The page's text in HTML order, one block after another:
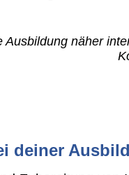
Ausbildung näher
deiner